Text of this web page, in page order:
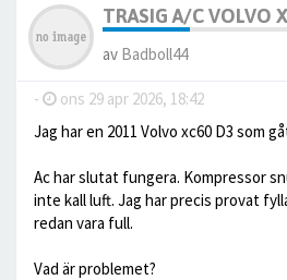
TRASIG A/C VOLVO
av Badboll44
- ons 29 apr 2026, 18:42
Jag har en 2011 Volvo xc60 D3 som
Ac har slutat fungera. Kompressor
inte kall luft. Jag har precis provat
redan vara full.
Vad är problemet?